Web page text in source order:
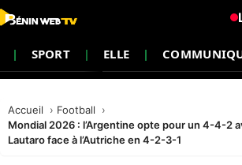
SPORT ELLE
Accueil
Football
Mondial 2026 : l’Argentine opte pour un 4-4-2
Lautaro face à l’Autriche en 4-2-3-1